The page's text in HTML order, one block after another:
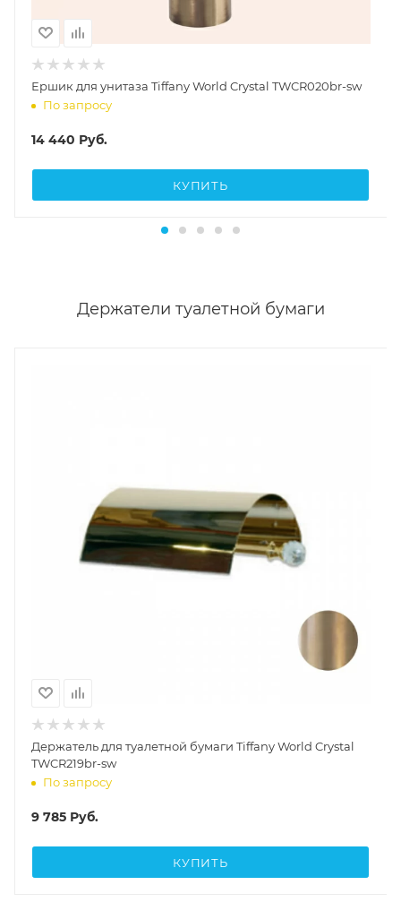
Ершик для унитаза Tiffany World Crystal TWCR020br-sw
По запросу
14 440 Руб.
КУПИТЬ
Держатели туалетной бумаги
Держатель для туалетной бумаги Tiffany World Crystal
TWCR219br-sw
По запросу
9 785 Руб.
КУПИТЬ